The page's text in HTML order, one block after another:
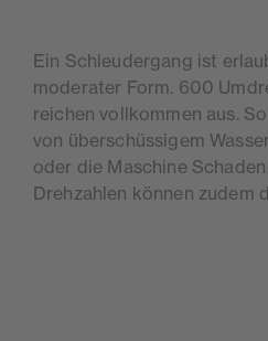
Ein Schleudergang ist
moderater Form. 600
reichen vollkommen aus.
von überschüssigem
oder die Maschine
Drehzahlen können zudem